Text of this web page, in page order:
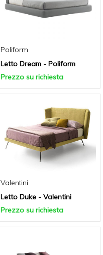
Poliform
Letto Dream - Poliform
Prezzo su richiesta
Valentini
Letto Duke - Valentini
Prezzo su richiesta